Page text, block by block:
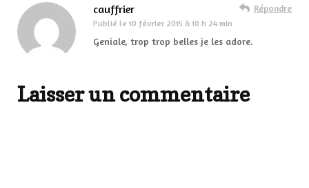
cauffrier
Publié le 10 février 2015 à 10 h 24 min
Répondre
Geniale, trop trop belles je les adore.
Laisser un commentaire